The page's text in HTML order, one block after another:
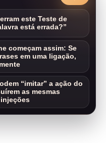
este Teste de
está errada?”
começam assim: Se
em uma ligação,
“imitar” a ação do
as mesmas